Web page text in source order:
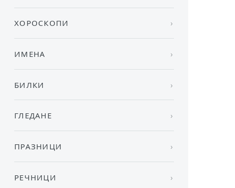
ХОРОСКОПИ
ИМЕНА
БИЛКИ
ГЛЕДАНЕ
ПРАЗНИЦИ
РЕЧНИЦИ